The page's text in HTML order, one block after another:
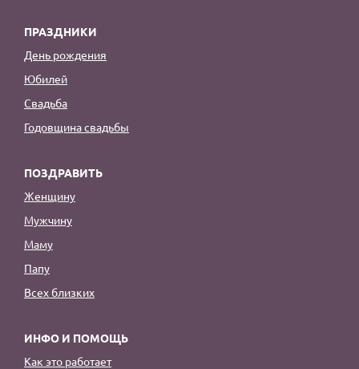
ПРАЗДНИКИ
День рождения
Юбилей
Свадьба
Годовщина свадьбы
ПОЗДРАВИТЬ
Женщину
Мужчину
Маму
Папу
Всех близких
ИНФО И ПОМОЩЬ
Как это работает